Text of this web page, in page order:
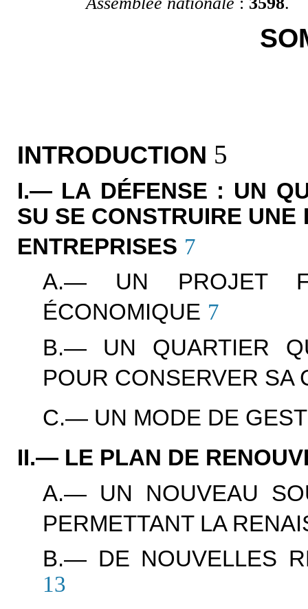
INTRODUCTION 5
I.— LA DÉFENSE : UN
SU SE CONSTRUIRE
ENTREPRISES 7
A.— UN PROJET
ÉCONOMIQUE 7
B.— UN QUARTIER
POUR CONSERVER SA
C.— UN MODE DE
II.— LE PLAN DE
A.— UN NOUVEAU
PERMETTANT LA
B.— DE NOUVELLES
13